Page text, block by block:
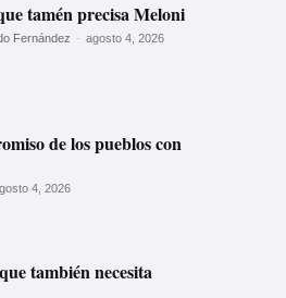
tamén precisa Meloni
Fernández - agosto 4, 2026
de los pueblos con
4, 2026
también necesita